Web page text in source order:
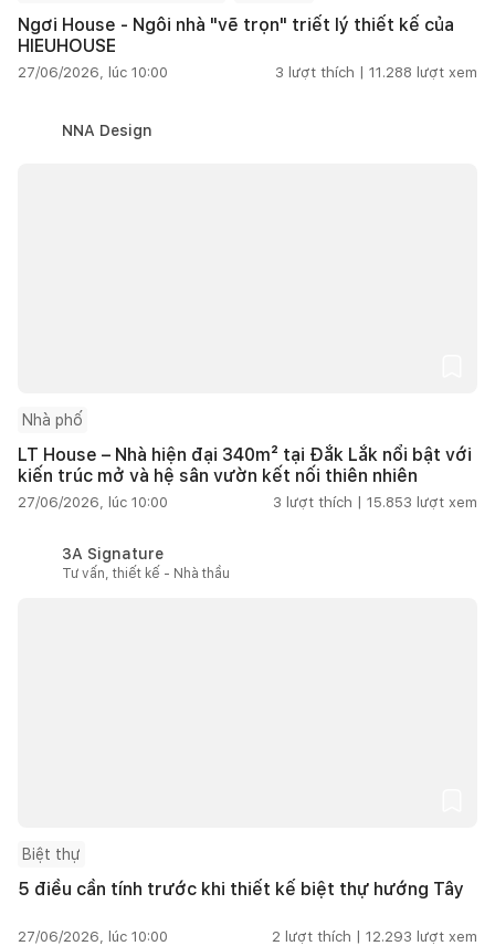
Ngơi House - Ngôi nhà "vẽ trọn" triết lý thiết kế của
HIEUHOUSE
27/06/2026, lúc 10:00 3 lượt thích | 11.288 lượt xem
NNA Design
Nhà phố
LT House – Nhà hiện đại 340m² tại Đắk Lắk nổi bật với
kiến trúc mở và hệ sân vườn kết nối thiên nhiên
27/06/2026, lúc 10:00 3 lượt thích | 15.853 lượt xem
3A Signature
Tư vấn, thiết kế - Nhà thầu
Biệt thự
5 điều cần tính trước khi thiết kế biệt thự hướng Tây
27/06/2026, lúc 10:00 2 lượt thích | 12.293 lượt xem